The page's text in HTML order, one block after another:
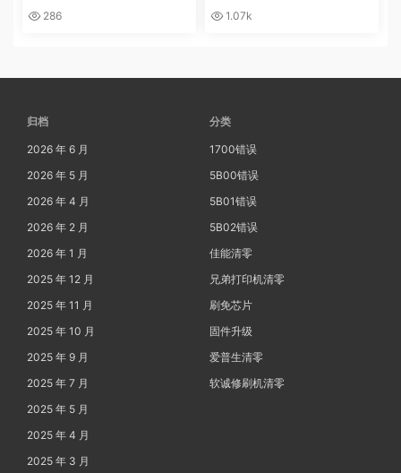
Machine Err FE00远程操作快
286
r mode英文 进不了系统 刷固件
1.07k
归档
2026 年 6 月
2026 年 5 月
2026 年 4 月
2026 年 2 月
2026 年 1 月
2025 年 12 月
2025 年 11 月
2025 年 10 月
2025 年 9 月
2025 年 7 月
2025 年 5 月
2025 年 4 月
2025 年 3 月
分类
1700错误
5B00错误
5B01错误
5B02错误
佳能清零
兄弟打印机清零
刷免芯片
固件升级
爱普生清零
软诚修刷机清零